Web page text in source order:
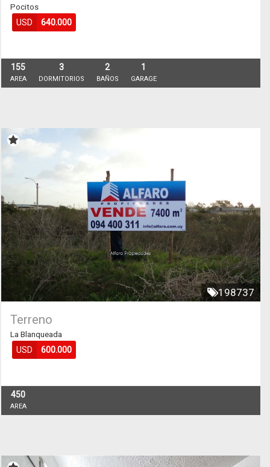
Pocitos
USD 640.000
155
AREA
3
DORMITORIOS
2
BAÑOS
1
GARAGE
198737
Terreno
La Blanqueada
USD 600.000
450
AREA